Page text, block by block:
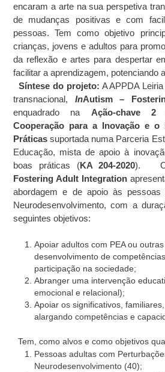
encaram a arte na sua perspetiva
de mudanças positivas e com
pessoas. Tem como objetivo
crianças, jovens e adultos para
da reflexão e artes para despertar
facilitar a aprendizagem, potenciando
Síntese do projeto: A APPDA
transnacional, InAutism –
enquadrado na Ação-chave
Cooperação para a Inovação e o
Práticassuportada numa Parceria
Educação, mista de apoio à
boas práticas (KA 204-2020).
Fostering Adult Integration
abordagem e de apoio às
Neurodesenvolvimento, com a
seguintes objetivos:
Apoiar adultos com PEA ou
desenvolvimento de
participação na sociedade;
Abranger uma intervenção
emocional e relacional);
Apoiar os significativos,
alargando competências e
Tem, como alvos e como objetivos
Pessoas adultas com
Neurodesenvolvimento (40);